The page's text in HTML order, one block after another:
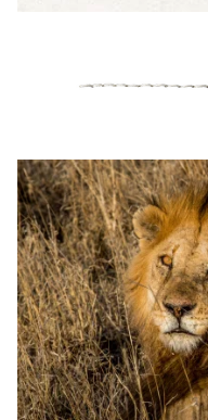
Das Küchenteam
Verpflegung,